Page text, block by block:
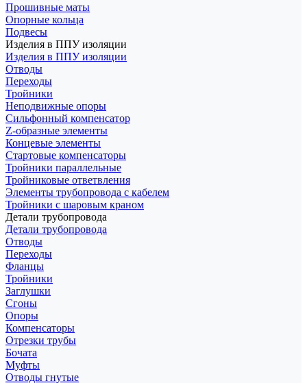
Прошивные маты
Опорные кольца
Подвесы
Изделия в ППУ изоляции
Изделия в ППУ изоляции
Отводы
Переходы
Тройники
Неподвижные опоры
Cильфонный компенсатор
Z-образные элементы
Концевые элементы
Стартовые компенсаторы
Тройники параллельные
Тройниковые ответвления
Элементы трубопровода с кабелем
Тройники с шаровым краном
Детали трубопровода
Детали трубопровода
Отводы
Переходы
Фланцы
Тройники
Заглушки
Сгоны
Опоры
Компенсаторы
Отрезки трубы
Бочата
Муфты
Отводы гнутые